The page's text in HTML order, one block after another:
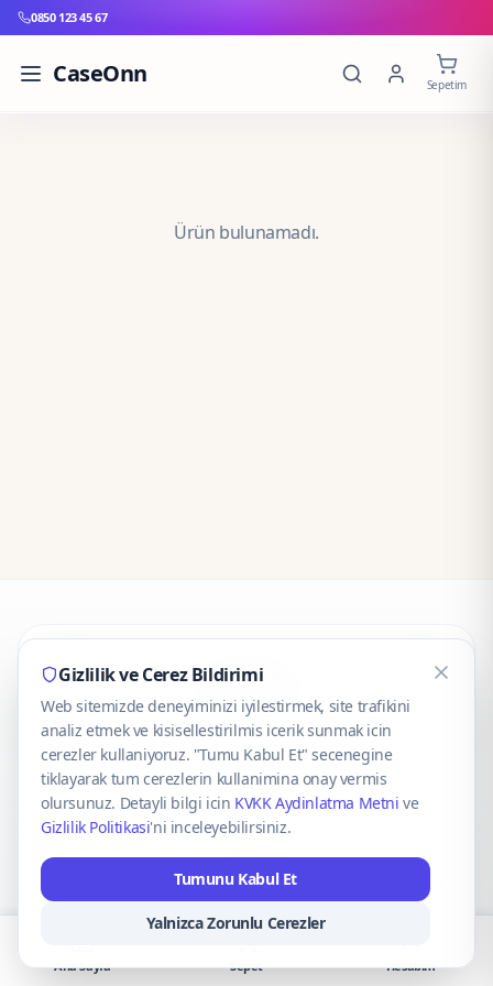
0850 123 45 67
CaseOnn Sepetim
Ürün bulunamadı.
CaseOnn
© 2025 CaseOnn. Tüm hakları saklıdır.
VISA Mastercard
Gizlilik ve Cerez Bildirimi
Web sitemizde deneyiminizi iyilestirmek, site trafikini
analiz etmek ve kisisellestirilmis icerik sunmak icin
cerezler kullaniyoruz. "Tumu Kabul Et" secenegine
tiklayarak tum cerezlerin kullanimina onay vermis
olursunuz. Detayli bilgi icin KVKK Aydinlatma Metni ve
Gizlilik Politikasi'ni inceleyebilirsiniz.
Tumunu Kabul Et
Yalnizca Zorunlu Cerezler
Ana Sayfa Sepet Hesabım